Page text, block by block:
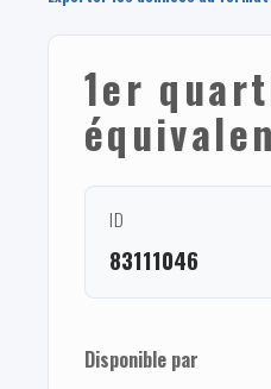
1er
ID
83111046
Disponible par